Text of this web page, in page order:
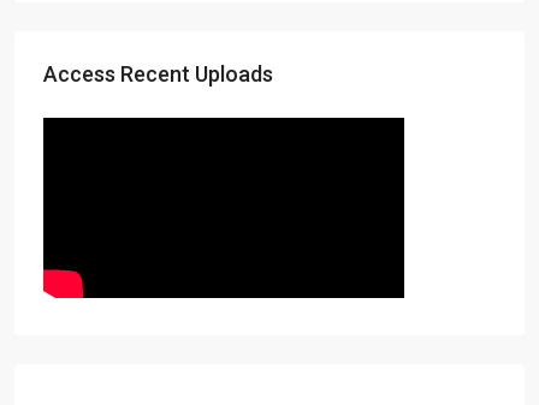
Access Recent Uploads